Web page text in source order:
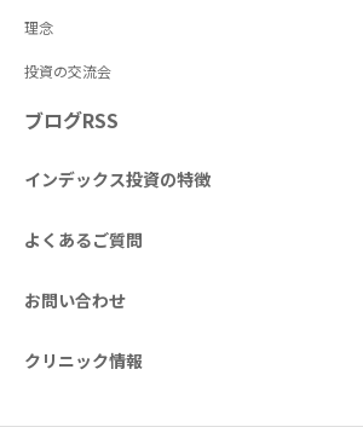
理念
投資の交流会
ブログRSS
インデックス投資の特徴
よくあるご質問
お問い合わせ
クリニック情報